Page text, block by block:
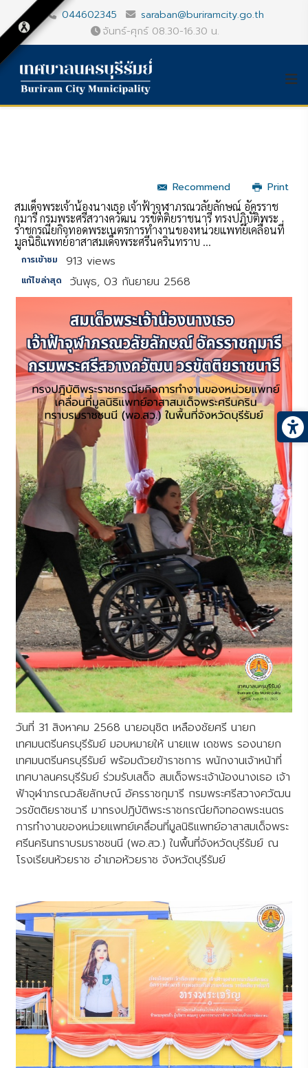
044602345
saraban@buriramcity.go.th
จันทร์-ศุกร์ 08.30-16.30 น.
Recommend
Print
สมเด็จพระเจ้าน้องนางเธอ เจ้าฟ้าจุฬาภรณวลัยลักษณ์ อัครราช
กุมารี กรมพระศรีสวางควัฒน วรขัตติยราชนารี ทรงปฎิบัติพระ
ราชกรณียกิจทอดพระเนตรการทำงานของหน่วยแพทย์เคลื่อนที่
มูลนิธิแพทย์อาสาสมเด็จพระศรีนครินทราบ ...
การเข้าชม 913 views
แก้ไขล่าสุด วันพุธ, 03 กันยายน 2568
วันที่ 31 สิงหาคม 2568 นายอนุชิต เหลืองชัยศรี นายก
เทศมนตรีนครบุรีรัมย์ มอบหมายให้ นายแพ เดชพร รองนายก
เทศมนตรีนครบุรีรัมย์ พร้อมด้วยข้าราชการ พนักงานเจ้าหน้าที่
เทศบาลนครบุรีรัมย์ ร่วมรับเสด็จ สมเด็จพระเจ้าน้องนางเธอ เจ้า
ฟ้าจุฬาภรณวลัยลักษณ์ อัครราชกุมารี กรมพระศรีสวางควัฒน
วรขัตติยราชนารี มาทรงปฎิบัติพระราชกรณียกิจทอดพระเนตร
การทำงานของหน่วยแพทย์เคลื่อนที่มูลนิธิแพทย์อาสาสมเด็จพระ
ศรีนครินทราบรมราชชนนี (พอ.สว.) ในพื้นที่จังหวัดบุรีรัมย์ ณ
โรงเรียนห้วยราช อำเภอห้วยราช จังหวัดบุรีรัมย์